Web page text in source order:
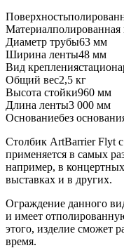
Поверхность
Материал
Диаметр трубы63 мм
Ширина ленты48 мм
Вид крепления
Общий вес2,5 кг
Высота стойки960 мм
Длина ленты3 000 мм
Основаниебез
Столбик ArtBarrier Flyt
применяется в самых
например, в
выставках и в других.
Ограждение данного
и имеет
этого, изделие сможет
время.